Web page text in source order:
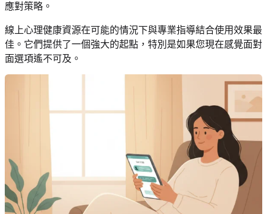
應對策略。
線上心理健康資源在可能的情況下與專業指導結合使用效果最
佳。它們提供了一個強大的起點，特別是如果您現在感覺面對
面選項遙不可及。